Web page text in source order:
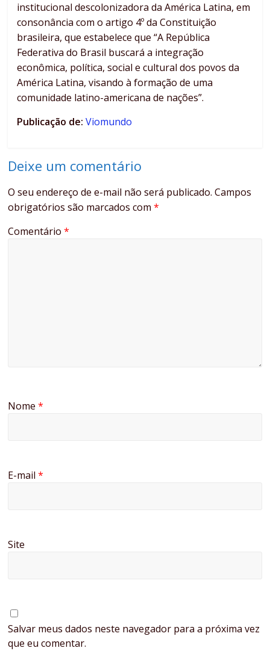
institucional descolonizadora da América Latina, em
consonância com o artigo 4º da Constituição
brasileira, que estabelece que “A República
Federativa do Brasil buscará a integração
econômica, política, social e cultural dos povos da
América Latina, visando à formação de uma
comunidade latino-americana de nações”.
Publicação de:Viomundo
Deixe um comentário
O seu endereço de e-mail não será publicado. Campos
obrigatórios são marcados com*
Comentário*
Nome*
E-mail*
Site
Salvar meus dados neste navegador para a próxima vez
que eu comentar.